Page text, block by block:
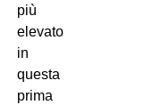
più
elevato
in
questa
prima